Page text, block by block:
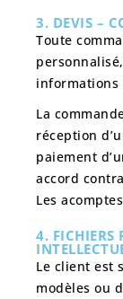
3. DEVIS –
Toute
informations
La
réception
paiement
accord
Les
4. FICHIERS
Le client est
modèles ou